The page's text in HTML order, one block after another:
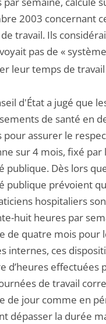
2003 concernant
travail. Ils
pas de «
leur temps de
d'État a jugé que
de santé en
pour assurer le
sur 4 mois, fixé
publique. Dès lors
publique prévoient
hospitaliers
huit heures par
de quatre mois pour
internes, ces
d’heures effectuées
de travail
de jour comme en
dépasser la durée